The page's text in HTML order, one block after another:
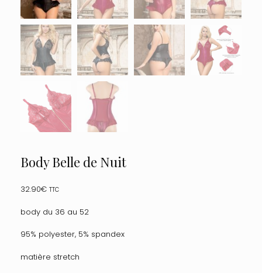
Body Belle de Nuit
32.90€ TTC
body du 36 au 52
95% polyester, 5% spandex
matière stretch